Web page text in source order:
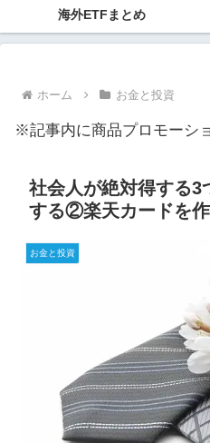
海外ETFまとめ
ホーム お金と投資
※記事内に商品プロモーシ
社会人が絶対得する
する②楽天カードを
お金と投資